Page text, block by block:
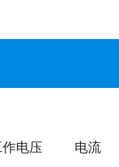
作电压 电流